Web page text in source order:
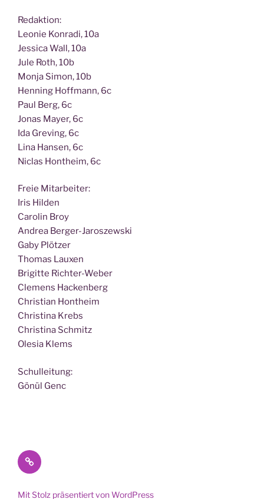
Redak­ti­on:
Leo­nie Kon­ra­di, 10a
Jes­si­ca Wall, 10a
Jule Roth, 10b
Mon­ja Simon, 10b
Hen­ning Hoff­mann, 6c
Paul Berg, 6c
Jonas May­er, 6c
Ida Gre­ving, 6c
Lina Han­sen, 6c
Nic­las Hont­heim, 6c
Freie Mit­ar­bei­ter:
Iris Hilden
Caro­lin Broy
Andrea Berger-Jaroszewski
Gaby Plötzer
Tho­mas Lauxen
Bri­git­te Richter-Weber
Cle­mens Hackenberg
Chris­ti­an Hontheim
Chris­ti­na Krebs
Chris­ti­na Schmitz
Ole­sia Klems
Schul­lei­tung:
Gönül Genc
Datenschutz
Mit Stolz präsentiert von WordPress